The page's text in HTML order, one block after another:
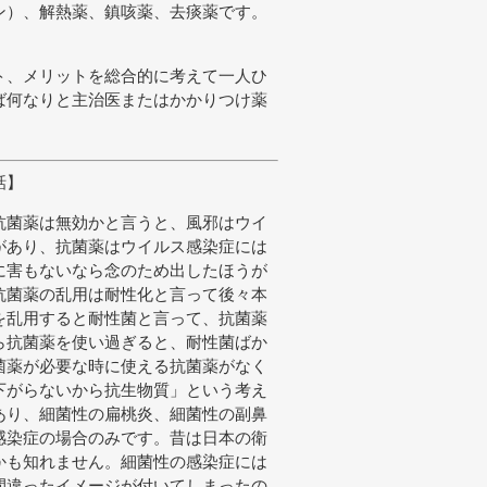
、解熱薬、鎮咳薬、去痰薬です。
メリットを総合的に考えて一人ひ
なりと主治医またはかかりつけ薬
薬は無効かと言うと、風邪はウイ
り、抗菌薬はウイルス感染症には
もないなら念のため出したほうが
薬の乱用は耐性化と言って後々本
用すると耐性菌と言って、抗菌薬
菌薬を使い過ぎると、耐性菌ばか
が必要な時に使える抗菌薬がなく
らないから抗生物質」という考え
、細菌性の扁桃炎、細菌性の副鼻
症の場合のみです。昔は日本の衛
知れません。細菌性の感染症には